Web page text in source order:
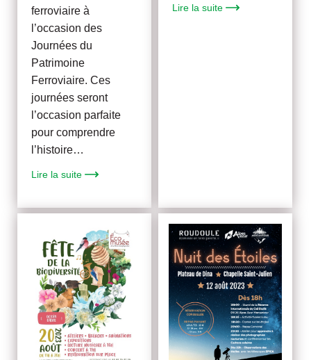
ferroviaire à
l’occasion des
Journées du
Patrimoine
Ferroviaire. Ces
journées seront
l’occasion parfaite
pour comprendre
l’histoire…
Lire la suite
Lire la suite